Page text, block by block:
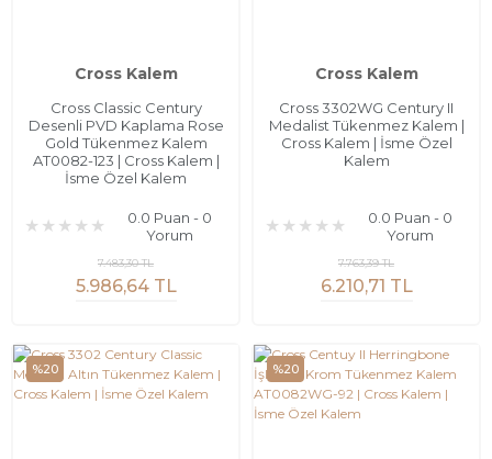
Cross Kalem
Cross Classic Century
Desenli PVD Kaplama Rose
Gold Tükenmez Kalem
AT0082-123 | Cross Kalem |
İsme Özel Kalem
0.0 Puan - 0
Yorum
5.986,64 TL
7.483,30 TL
Cross Kalem
Cross 3302WG Century II
Medalist Tükenmez Kalem |
Cross Kalem | İsme Özel
Kalem
0.0 Puan - 0
Yorum
6.210,71 TL
7.763,39 TL
%20 %20